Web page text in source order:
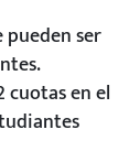
ser
en el